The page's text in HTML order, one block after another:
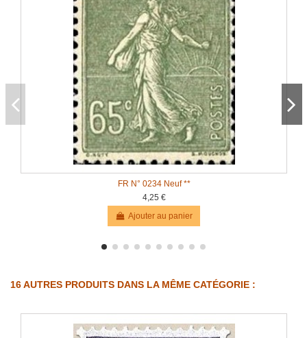
FR N° 0234 Neuf **
4,25 €
Ajouter au panier
16 AUTRES PRODUITS DANS LA MÊME CATÉGORIE :